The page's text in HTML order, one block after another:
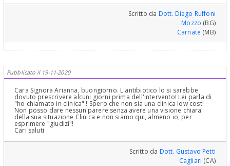
Scritto da Dott. Diego Ruffoni
Mozzo (BG)
Carnate (MB)
Pubblicato il 19-11-2020
Cara Signora Arianna, buongiorno. L'antibiotico lo si sarebbe
dovuto prescrivere alcuni giorni prima dell'intervento! Lei parla di
"ho chiamato in clinica" ! Spero che non sia una clinica low cost!
Non posso dare nessun parere senza avere una visione chiara
della sua situazione Clinica e non siamo qui, almeno io, per
esprimere "giudizi"!
Cari saluti
Scritto da Dott. Gustavo Petti
Cagliari (CA)